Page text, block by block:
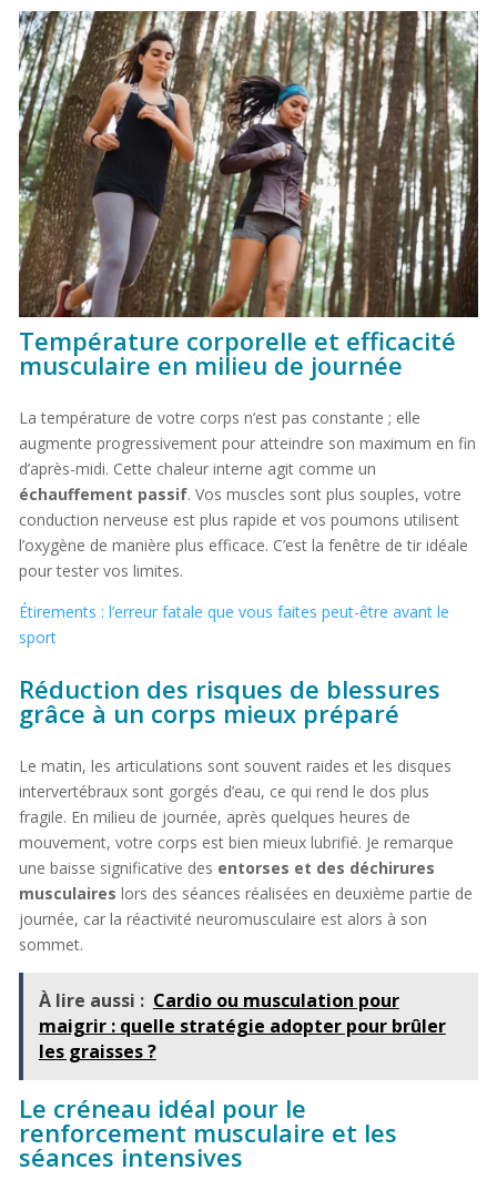
Température corporelle et efficacité
musculaire en milieu de journée
La température de votre corps n’est pas constante ; elle
augmente progressivement pour atteindre son maximum en fin
d’après-midi. Cette chaleur interne agit comme un
échauffement passif. Vos muscles sont plus souples, votre
conduction nerveuse est plus rapide et vos poumons utilisent
l’oxygène de manière plus efficace. C’est la fenêtre de tir idéale
pour tester vos limites.
Étirements : l’erreur fatale que vous faites peut-être avant le
sport
Réduction des risques de blessures
grâce à un corps mieux préparé
Le matin, les articulations sont souvent raides et les disques
intervertébraux sont gorgés d’eau, ce qui rend le dos plus
fragile. En milieu de journée, après quelques heures de
mouvement, votre corps est bien mieux lubrifié. Je remarque
une baisse significative des entorses et des déchirures
musculaires lors des séances réalisées en deuxième partie de
journée, car la réactivité neuromusculaire est alors à son
sommet.
À lire aussi : Cardio ou musculation pour
maigrir : quelle stratégie adopter pour brûler
les graisses ?
Le créneau idéal pour le
renforcement musculaire et les
séances intensives